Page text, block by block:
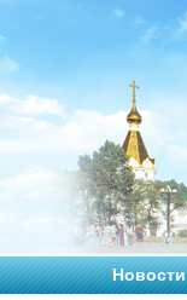
Новости